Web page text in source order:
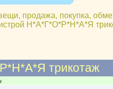
продажа, покупка,
Н*А*Г*О*Р*Н*А*Я
трикотаж